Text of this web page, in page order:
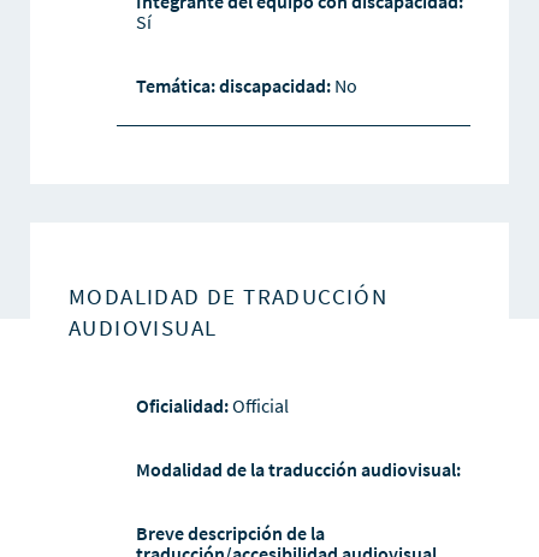
Sí
Temática: discapacidad: No
MODALIDAD DE TRADUCCIÓN
AUDIOVISUAL
Oficialidad:Official
Modalidad de la traducción audiovisual:
Breve descripción de la